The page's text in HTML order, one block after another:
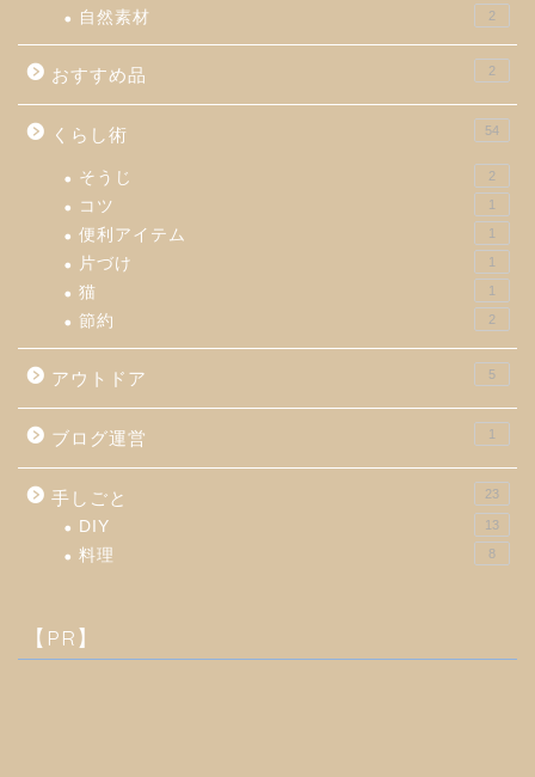
自然素材 2
おすすめ品 2
くらし術 54
そうじ 2
コツ 1
便利アイテム 1
片づけ 1
猫 1
節約 2
アウトドア 5
ブログ運営 1
手しごと 23
DIY 13
料理 8
【PR】